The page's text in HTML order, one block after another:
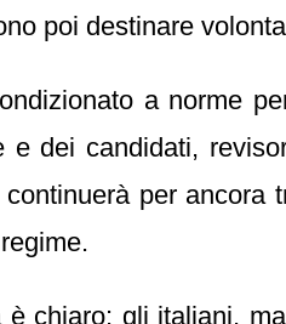
poi destinare
a norme
e dei candidati,
per
è chiaro: gli italiani,